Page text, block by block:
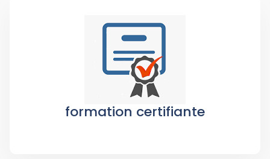
formation certifiante